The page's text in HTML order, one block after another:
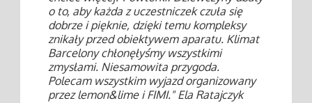
o to, aby każda z uczestniczek czuła się
dobrze i pięknie, dzięki temu kompleksy
znikały przed obiektywem aparatu. Klimat
Barcelony chłonęłyśmy wszystkimi
zmysłami. Niesamowita przygoda.
Polecam wszystkim wyjazd organizowany
przez lemon&lime i FIMI." Ela Ratajczyk